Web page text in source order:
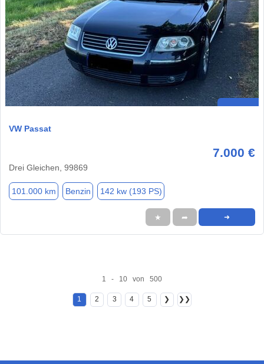
VW Passat
7.000 €
Drei Gleichen, 99869
101.000 km Benzin 142 kw (193 PS)
★ ➦ ➜
1 - 10 von 500
1 2 3 4 5 ❯ ❯❯